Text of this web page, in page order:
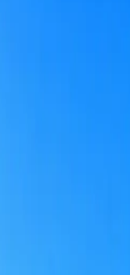
Bank»)
с AI: рынки,
подбор из 600+